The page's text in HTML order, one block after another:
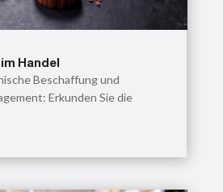
Handel
Beschaffung und
Erkunden Sie die